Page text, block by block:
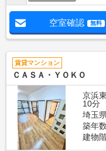
空室確認 無料
賃貸マンション
ＣＡＳＡ・ＹＯＫＯ
京浜
10分
埼玉
築年数
建物